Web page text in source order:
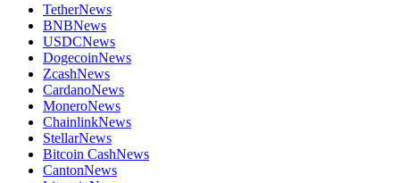
TetherNews
BNBNews
USDCNews
DogecoinNews
ZcashNews
CardanoNews
MoneroNews
ChainlinkNews
StellarNews
Bitcoin CashNews
CantonNews